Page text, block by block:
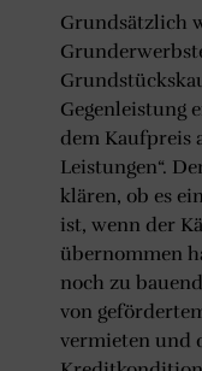
Grundsätzlich
Gegenleistung
dem Kaufpreis
Leistungen“.
klären, ob es
ist, wenn der
übernommen
noch zu
von
vermieten und